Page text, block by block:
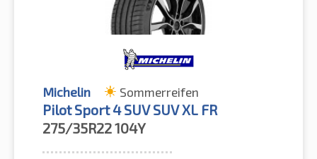
Michelin Sommerreifen
Pilot Sport 4 SUV SUV XL FR
275/35R22104Y